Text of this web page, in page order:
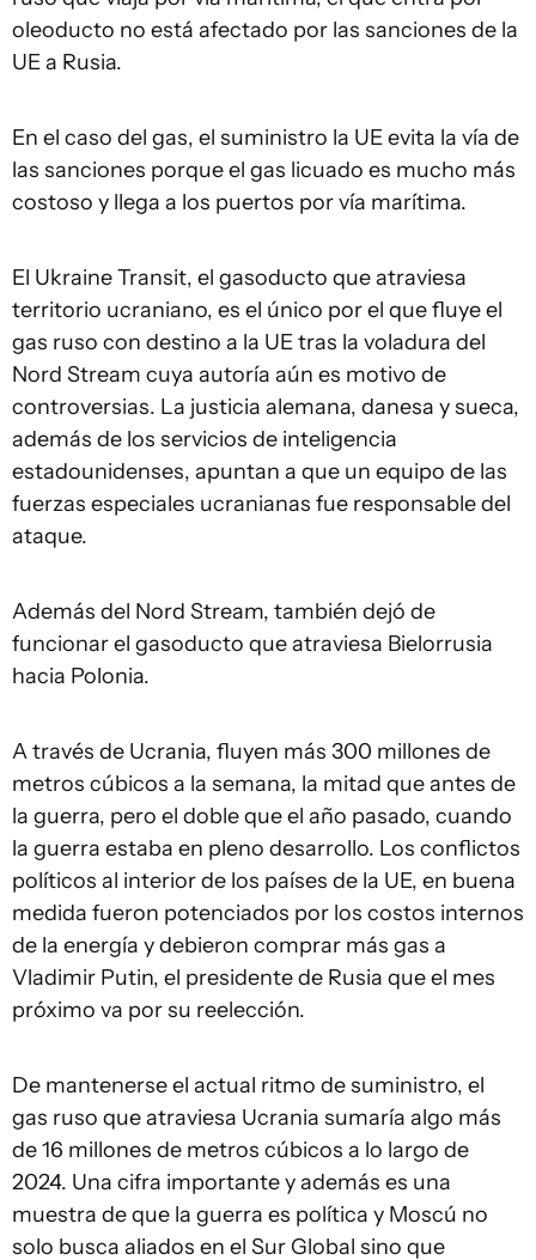
oleoducto no está afectado por las sanciones de la
UE a Rusia.
En el caso del gas, el suministro la UE evita la vía de
las sanciones porque el gas licuado es mucho más
costoso y llega a los puertos por vía marítima.
El Ukraine Transit, el gasoducto que atraviesa
territorio ucraniano, es el único por el que fluye el
gas ruso con destino a la UE tras la voladura del
Nord Stream cuya autoría aún es motivo de
controversias. La justicia alemana, danesa y sueca,
además de los servicios de inteligencia
estadounidenses, apuntan a que un equipo de las
fuerzas especiales ucranianas fue responsable del
ataque.
Además del Nord Stream, también dejó de
funcionar el gasoducto que atraviesa Bielorrusia
hacia Polonia.
A través de Ucrania, fluyen más 300 millones de
metros cúbicos a la semana, la mitad que antes de
la guerra, pero el doble que el año pasado, cuando
la guerra estaba en pleno desarrollo. Los conflictos
políticos al interior de los países de la UE, en buena
medida fueron potenciados por los costos internos
de la energía y debieron comprar más gas a
Vladimir Putin, el presidente de Rusia que el mes
próximo va por su reelección.
De mantenerse el actual ritmo de suministro, el
gas ruso que atraviesa Ucrania sumaría algo más
de 16 millones de metros cúbicos a lo largo de
2024. Una cifra importante y además es una
muestra de que la guerra es política y Moscú no
solo busca aliados en el Sur Global sino que